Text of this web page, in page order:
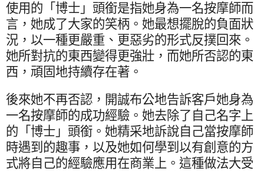
使用的「博士」頭銜是指她身為一名按摩師而
言，她成了大家的笑柄。她最想擺脫的負面狀
況，以一種更嚴重、更惡劣的形式反撲回來。
她所對抗的東西變得更強壯，而她所否認的東
西，頑固地持續存在著。
後來她不再否認，開誠布公地告訴客戶她身為
一名按摩師的成功經驗。她去除了自己名字上
的「博士」頭銜。她精采地訴說自己當按摩師
時遇到的趣事，以及她如何學到以有創意的方
式將自己的經驗應用在商業上。這種做法大受